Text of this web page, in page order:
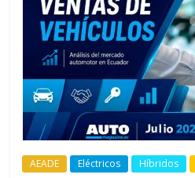
AEADE Eléctricos Híbridos